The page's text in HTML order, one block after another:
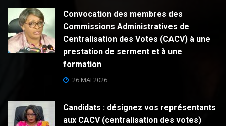
Convocation des membres des
Commissions Administratives de
Centralisation des Votes (CACV) à une
prestation de serment et à une
formation
26 MAI 2026
Candidats : désignez vos représentants
aux CACV (centralisation des votes)